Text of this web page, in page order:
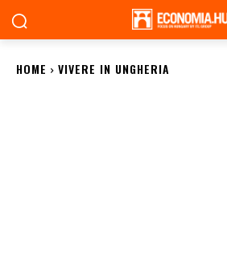
HOME VIVERE IN UNGHERIA